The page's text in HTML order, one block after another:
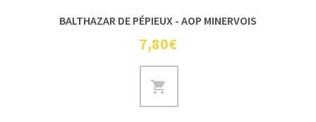
BALTHAZAR DE PÉPIEUX - AOP MINERVOIS
7,80€